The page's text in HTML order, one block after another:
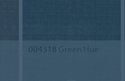
004318 Green Hue